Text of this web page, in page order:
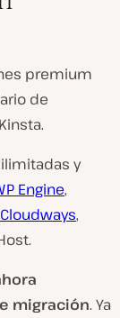
premium
de
y
Engine,
Cloudways,
migración. Ya